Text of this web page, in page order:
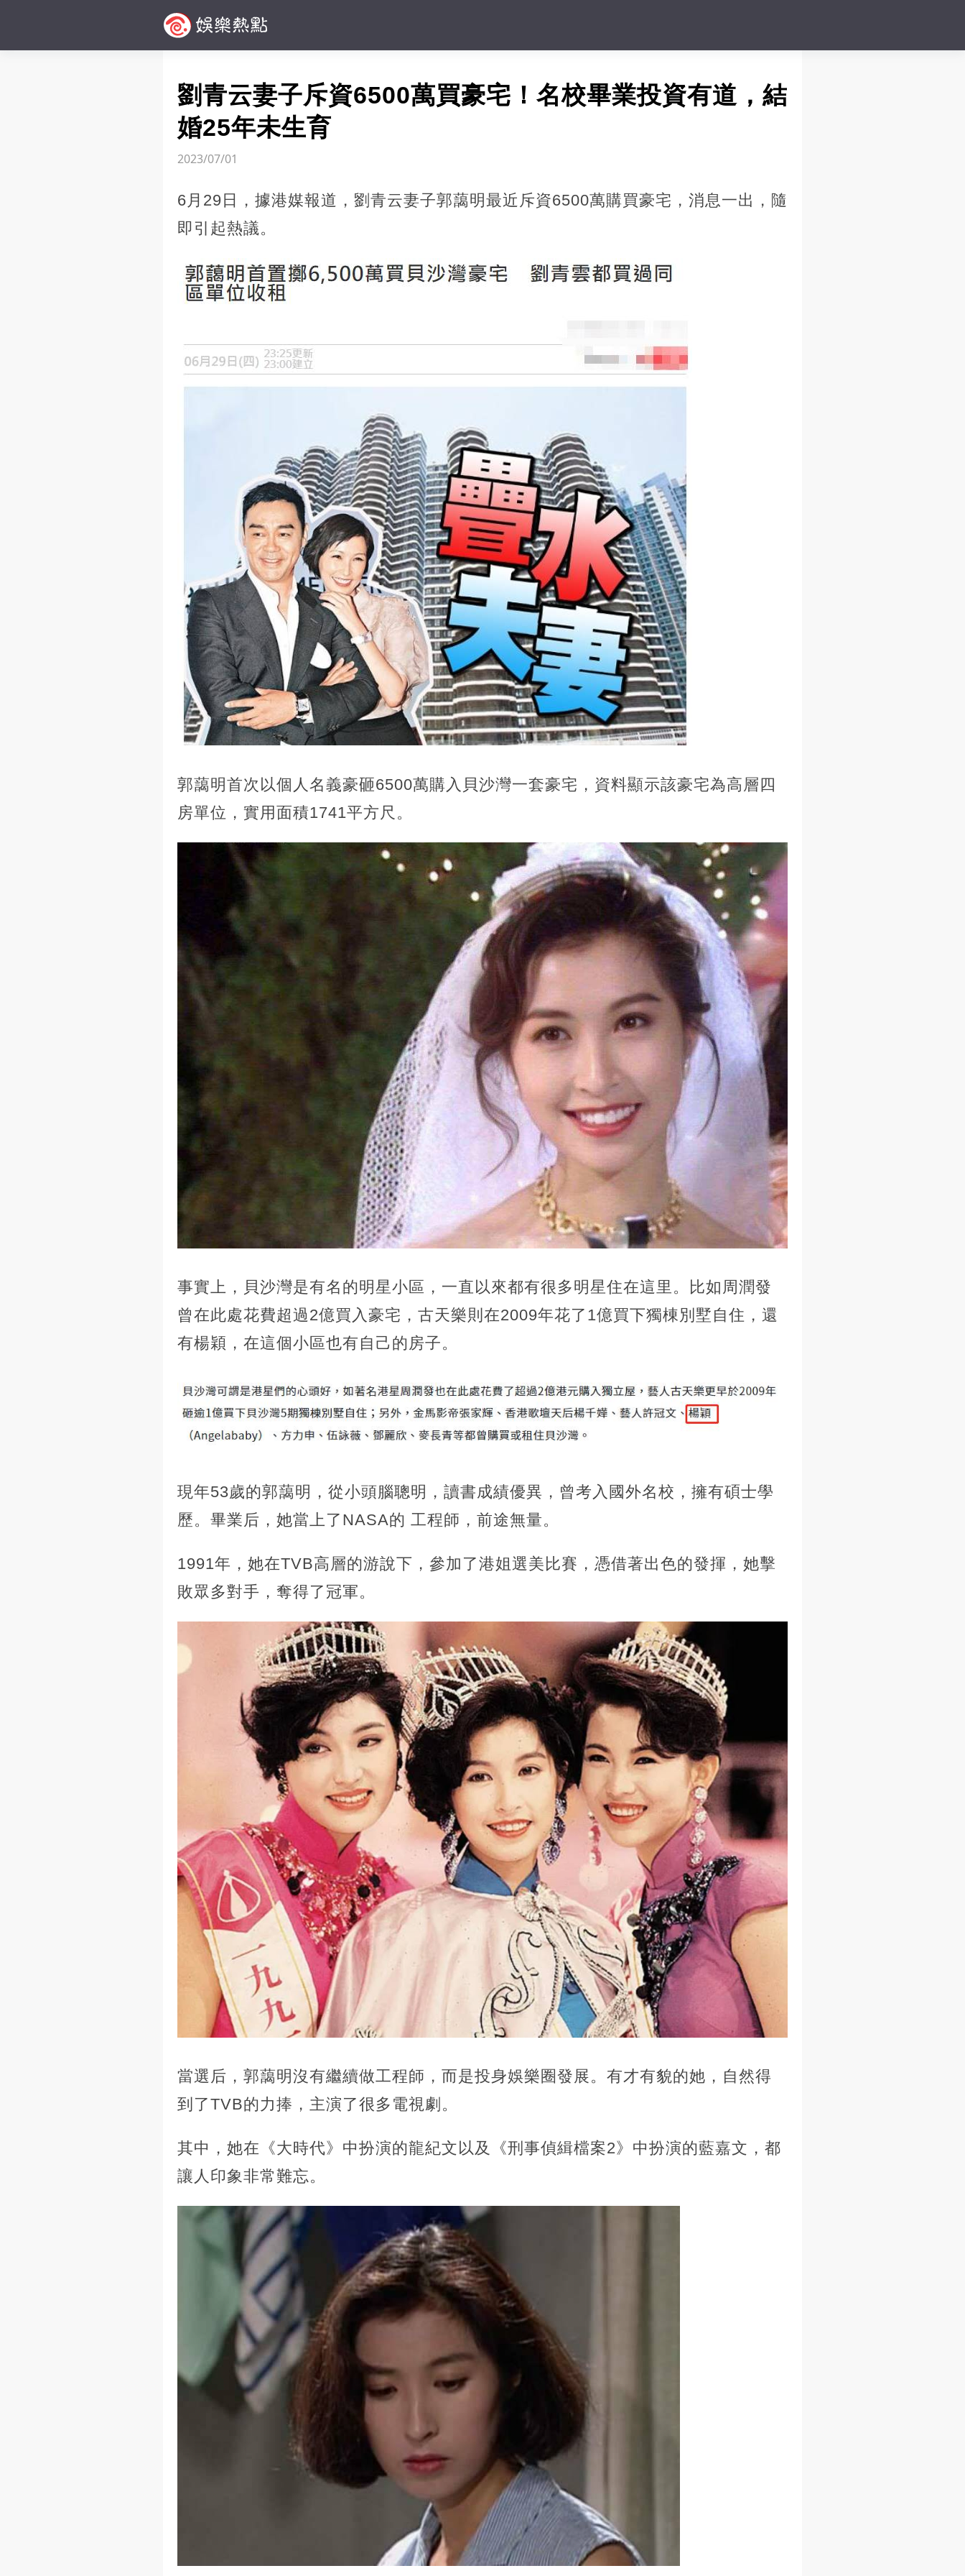
劉青云妻子斥資6500萬買豪宅！名校畢業投資有道，結
婚25年未生育
2023/07/01
6月29日，據港媒報道，劉青云妻子郭藹明最近斥資6500萬購買豪宅，消息一出，隨
即引起熱議。
郭藹明首次以個人名義豪砸6500萬購入貝沙灣一套豪宅，資料顯示該豪宅為高層四
房單位，實用面積1741平方尺。
事實上，貝沙灣是有名的明星小區，一直以來都有很多明星住在這里。比如周潤發
曾在此處花費超過2億買入豪宅，古天樂則在2009年花了1億買下獨棟別墅自住，還
有楊穎，在這個小區也有自己的房子。
現年53歲的郭藹明，從小頭腦聰明，讀書成績優異，曾考入國外名校，擁有碩士學
歷。畢業后，她當上了NASA的 工程師，前途無量。
1991年，她在TVB高層的游說下，參加了港姐選美比賽，憑借著出色的發揮，她擊
敗眾多對手，奪得了冠軍。
當選后，郭藹明沒有繼續做工程師，而是投身娛樂圈發展。有才有貌的她，自然得
到了TVB的力捧，主演了很多電視劇。
其中，她在《大時代》中扮演的龍紀文以及《刑事偵緝檔案2》中扮演的藍嘉文，都
讓人印象非常難忘。